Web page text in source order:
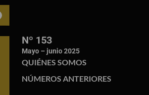
Nº 153
Mayo – junio 2025
QUIÉNES SOMOS
NÚMEROS ANTERIORES